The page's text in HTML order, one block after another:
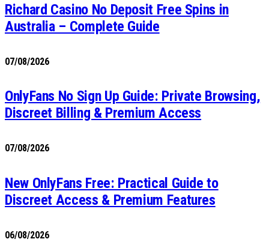
Richard Casino No Deposit Free Spins in
Australia – Complete Guide
07/08/2026
OnlyFans No Sign Up Guide: Private Browsing,
Discreet Billing & Premium Access
07/08/2026
New OnlyFans Free: Practical Guide to
Discreet Access & Premium Features
06/08/2026